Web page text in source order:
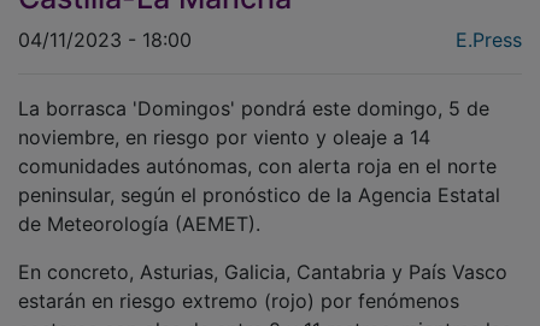
noviembre, en riesgo por viento y oleaje a 14
comunidades autónomas, con alerta roja en el norte
peninsular, según el pronóstico de la Agencia Estatal
de Meteorología (AEMET).
estarán en riesgo extremo (rojo) por fenómenos
costeros con olas de entre 8 y 11 metros, mientras las